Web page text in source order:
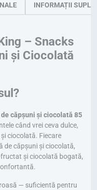
INFORMAȚII
– Snacks
și Ciocolată
căpșuni și ciocolată 85
când vrei ceva dulce,
ciocolată. Fiecare
de căpșuni și ciocolată,
și ciocolată bogată,
— suficientă pentru